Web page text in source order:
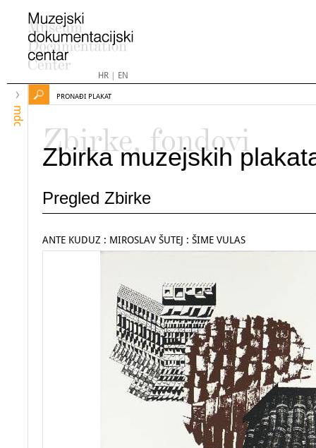
HR| EN
mdc
PRONAĐI PLAKAT
Zbirke, fondovi
Zbirka muzejskih
Pregled Zbirke
ANTE KUDUZ : MIROSLAV ŠUTEJ : ŠIME VULAS